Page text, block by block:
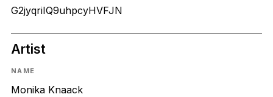
G2jyqriIQ9uhpcyHVFJN
Artist
NAME
Monika Knaack